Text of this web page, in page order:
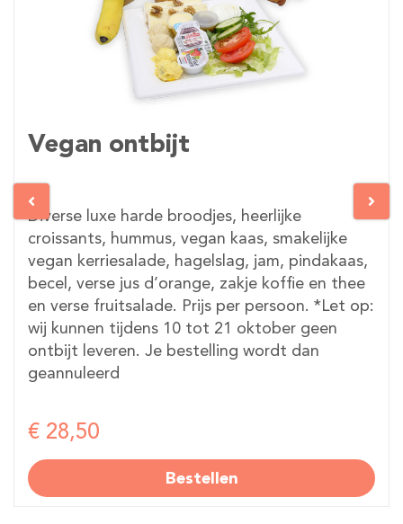
Vegan ontbijt
Diverse luxe harde broodjes, heerlijke
croissants, hummus, vegan kaas, smakelijke
vegan kerriesalade, hagelslag, jam, pindakaas,
becel, verse jus d’orange, zakje koffie en thee
en verse fruitsalade. Prijs per persoon. *Let op:
wij kunnen tijdens 10 tot 21 oktober geen
ontbijt leveren. Je bestelling wordt dan
geannuleerd
€ 28,50
Bestellen